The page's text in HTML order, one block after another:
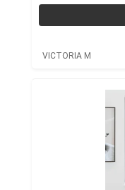
VICTORIA M